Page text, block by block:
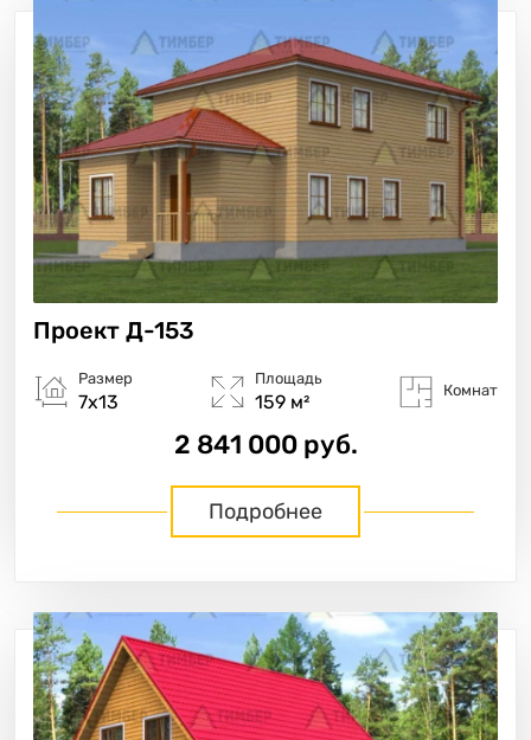
Проект Д-153
Размер
7х13
Площадь
159 м²
Комнат
2 841 000 руб.
Подробнее